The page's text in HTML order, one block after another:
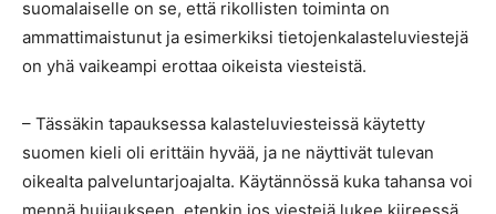
suomalaiselle on se, että rikollisten toiminta on
ammattimaistunut ja esimerkiksi tietojenkalasteluviestejä
on yhä vaikeampi erottaa oikeista viesteistä.
– Tässäkin tapauksessa kalasteluviesteissä käytetty
suomen kieli oli erittäin hyvää, ja ne näyttivät tulevan
oikealta palveluntarjoajalta. Käytännössä kuka tahansa voi
mennä huijaukseen, etenkin jos viestejä lukee kiireessä